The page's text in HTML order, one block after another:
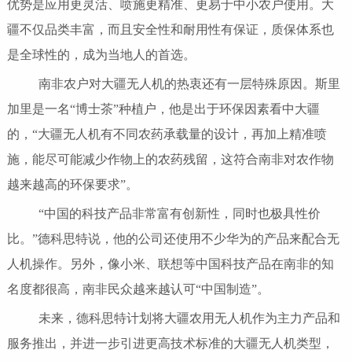
优势是应用更灵活、喷施更精准、更易于中小农户使用。大
疆不仅品类丰富，而且安全性和耐用性有保证，质保体系也
是全球性的，成为当地人的首选。
南非农户对大疆无人机的热衷还有一层特殊原因。斯里
加里是一名“博士茶”种植户，他是出于环保因素看中大疆
的，“大疆无人机有不同农药承载量的设计，再加上精准喷
施，能尽可能减少作物上的农药残留，这符合南非对农作物
越来越高的环保要求”。
“中国的科技产品非常富有创新性，同时也极具性价
比。”德科思特说，他的公司还使用不少华为的产品来配合无
人机操作。另外，像小米、联想等中国科技产品在南非的知
名度都很高，南非民众越来越认可“中国制造”。
未来，德科思特计划将大疆农用无人机作为主力产品和
服务推出，并进一步引进更高技术标准的大疆无人机类型，